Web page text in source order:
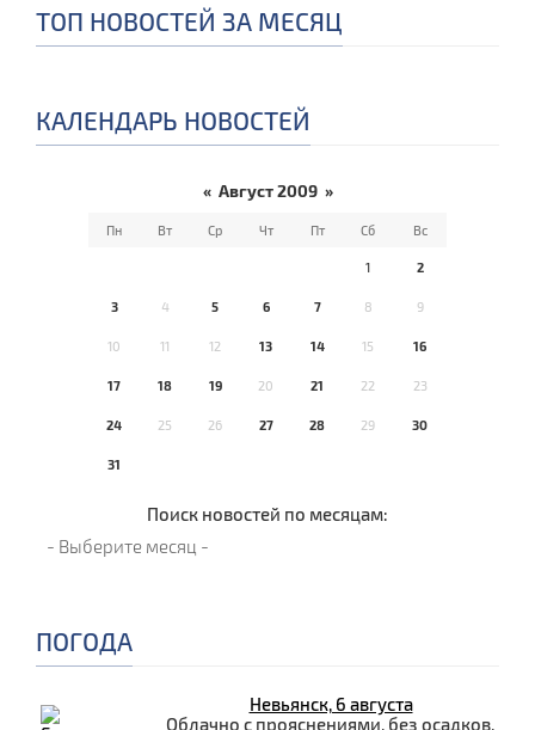
ТОП НОВОСТЕЙ ЗА МЕСЯЦ
КАЛЕНДАРЬ НОВОСТЕЙ
« Август 2009 »
Пн Вт Ср Чт Пт Сб Вс
1 2
3 4 5 6 7 8 9
10 11 12 13 14 15 16
17 18 19 20 21 22 23
24 25 26 27 28 29 30
31
Поиск новостей по месяцам:
ПОГОДА
Невьянск, 6 августа
Облачно с прояснениями, без осадков.